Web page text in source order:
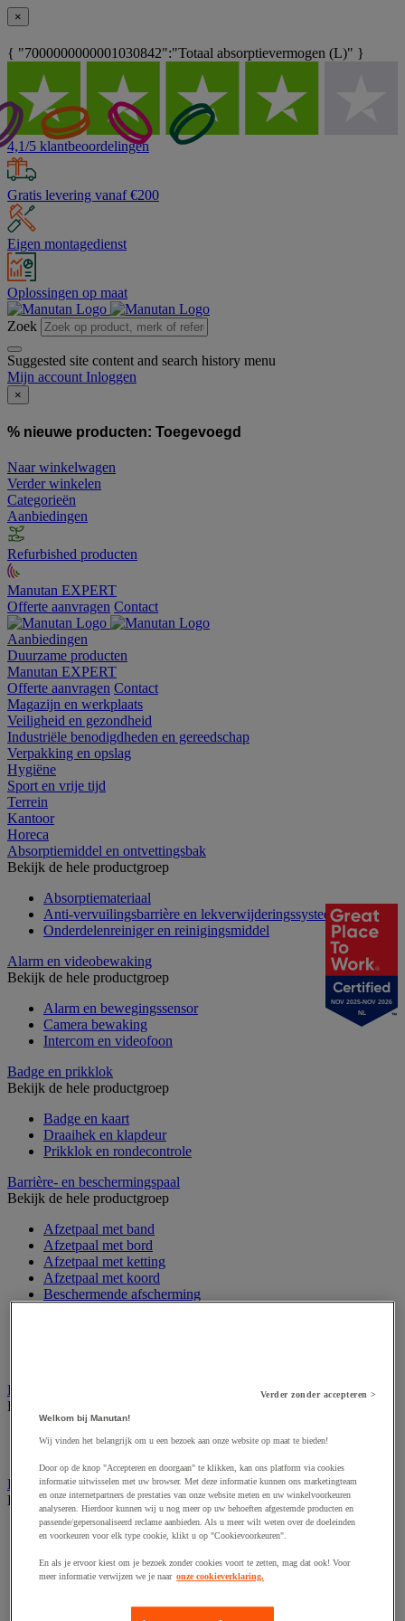
×
{ "7000000000001030842":"Totaal absorptievermogen (L)" }
4,1/5 klantbeoordelingen
Gratis levering vanaf €200
Eigen montagedienst
Oplossingen op maat
Zoek
Suggested site content and search history menu
Mijn account Inloggen
×
% nieuwe producten: Toegevoegd
Naar winkelwagen
Verder winkelen
Categorieën
Aanbiedingen
Refurbished producten
Manutan EXPERT
Offerte aanvragen Contact
Aanbiedingen
Duurzame producten
Manutan EXPERT
Offerte aanvragen Contact
Magazijn en werkplaats
Veiligheid en gezondheid
Industriële benodigdheden en gereedschap
Verpakking en opslag
Hygiëne
Sport en vrije tijd
Terrein
Kantoor
Horeca
Absorptiemiddel en ontvettingsbak
Bekijk de hele productgroep
Absorptiemateriaal
Anti-vervuilingsbarrière en lekverwijderingssysteem
Onderdelenreiniger en reinigingsmiddel
Alarm en videobewaking
Bekijk de hele productgroep
Alarm en bewegingssensor
Camera bewaking
Intercom en videofoon
Badge en prikklok
Bekijk de hele productgroep
Badge en kaart
Draaihek en klapdeur
Prikklok en rondecontrole
Barrière- en beschermingspaal
Bekijk de hele productgroep
Afzetpaal met band
Afzetpaal met bord
Afzetpaal met ketting
Afzetpaal met koord
Beschermende afscherming
Bescherming en demper
Bekijk de hele productgroep
Hoek en profiel
Brandpreventie
Bekijk de hele productgroep
Brandalarm
Brandblusser
Brandblusser hoes en steun
Meetapparatuur en rookmelder
NOV 2025-NOV 2026
NL
Verder zonder accepteren >
Welkom bij Manutan!
Wij vinden het belangrijk om u een bezoek aan onze website op maat te bieden!
Door op de knop "Accepteren en doorgaan" te klikken, kan ons platform via cookies
informatie uitwisselen met uw browser. Met deze informatie kunnen ons marketingteam
en onze internetpartners de prestaties van onze website meten en uw winkelvoorkeuren
analyseren. Hierdoor kunnen wij u nog meer op uw behoeften afgestemde producten en
passende/gepersonaliseerd reclame aanbieden. Als u meer wilt weten over de doeleinden
en voorkeuren voor elk type cookie, klikt u op "Cookievoorkeuren".
En als je ervoor kiest om je bezoek zonder cookies voort te zetten, mag dat ook! Voor
meer informatie verwijzen we je naar onze cookieverklaring.